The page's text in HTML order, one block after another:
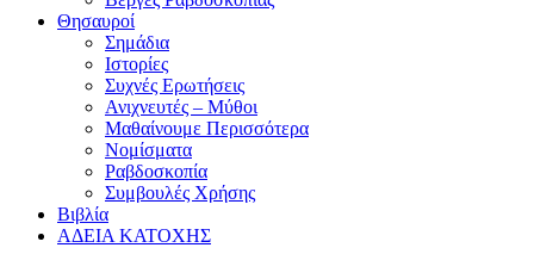
Θησαυροί
Σημάδια
Ιστορίες
Συχνές Ερωτήσεις
Ανιχνευτές – Μύθοι
Μαθαίνουμε Περισσότερα
Νομίσματα
Ραβδοσκοπία
Συμβουλές Χρήσης
Βιβλία
ΑΔΕΙΑ ΚΑΤΟΧΗΣ